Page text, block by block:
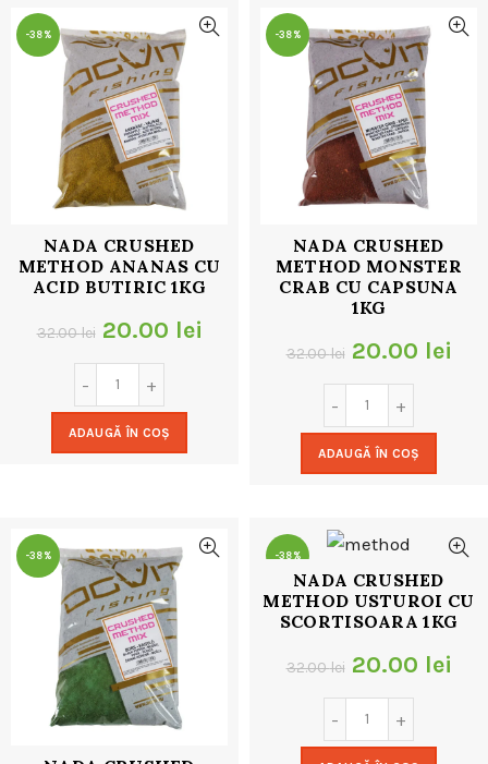
-38%
NADA CRUSHED
METHOD ANANAS CU
ACID BUTIRIC 1KG
32.00lei Prețul
inițial
a
fost:
20.00 lei
ADAUGĂ ÎN COȘ
-38%
NADA CRUSHED
METHOD MONSTER
CRAB CU CAPSUNA
1KG
32.00lei Prețul
inițial
a
fost:
20.00 lei
ADAUGĂ ÎN COȘ
-38% -38%
NADA CRUSHED
METHOD USTUROI CU
SCORTISOARA 1KG
32.00lei Prețul
inițial
a
20.00 lei